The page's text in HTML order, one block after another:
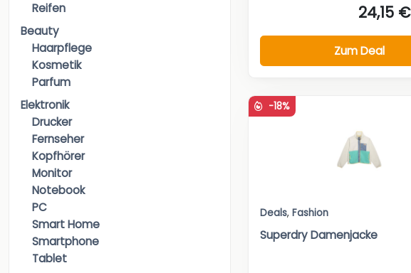
Reifen
Beauty
Haarpflege
Kosmetik
Parfum
Elektronik
Drucker
Fernseher
Kopfhörer
Monitor
Notebook
PC
Smart Home
Smartphone
Tablet
24,15 €
Zum Deal
-18%
Deals, Fashion
Superdry Damenjacke